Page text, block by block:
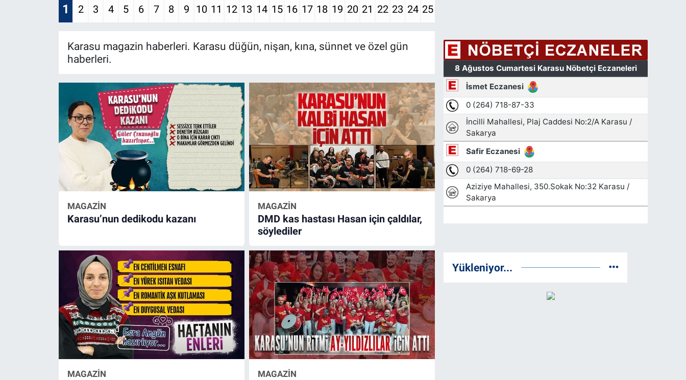
1 2 3 4 5 6 7 8 9 10 11 12 13 14 15 16 17 18 19 20 21 22 23 24 25
Karasu magazin haberleri. Karasu düğün, nişan, kına, sünnet ve özel gün
haberleri.
MAGAZİN
Karasu’nun dedikodu kazanı
MAGAZİN
DMD kas hastası Hasan için çaldılar,
söylediler
MAGAZİN MAGAZİN
Yükleniyor...